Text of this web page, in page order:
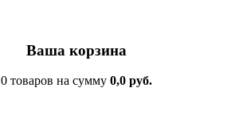
Ваша корзина
0 товаров на сумму 0,0 руб.